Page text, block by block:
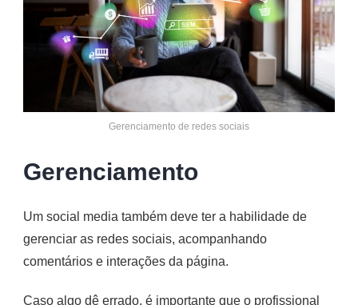
Gerenciamento de redes sociais
Gerenciamento
Um social media também deve ter a habilidade de
gerenciar as redes sociais, acompanhando
comentários e interações da página.
Caso algo dê errado, é importante que o profissional